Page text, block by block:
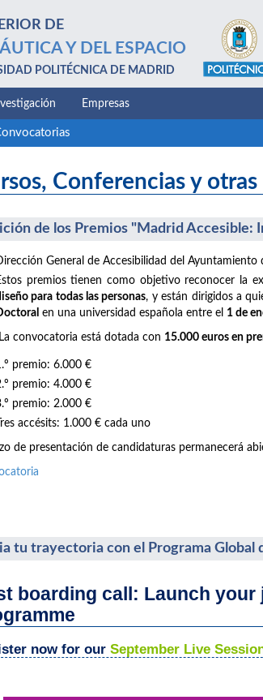
DE
Y DEL ESPACIO
POLITÉCNICA DE MADRID
Empresas
Conferencias y
de los Premios "Madrid Accesible:
General de Accesibilidad del Ayuntamiento
premios tienen como objetivo reconocer la
para todas las personas, y están dirigidos a
en una universidad española entre el 1 de
convocatoria está dotada con 15.000 euros en
premio: 6.000 €
premio: 4.000 €
premio: 2.000 €
accésits: 1.000 € cada uno
de presentación de candidaturas permanecerá
tu trayectoria con el Programa Global
boarding call: Launch
now for our September Live